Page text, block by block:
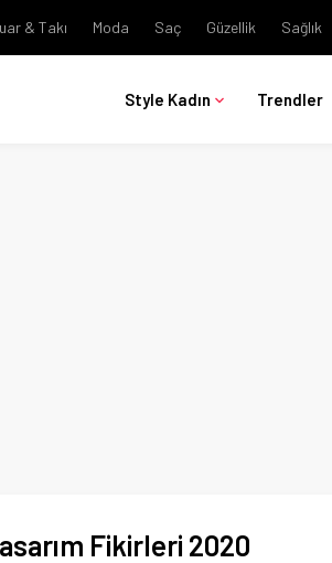
& Takı Moda Saç Güzellik Sağlık
Style Kadın Trendler
Fikirleri 2020